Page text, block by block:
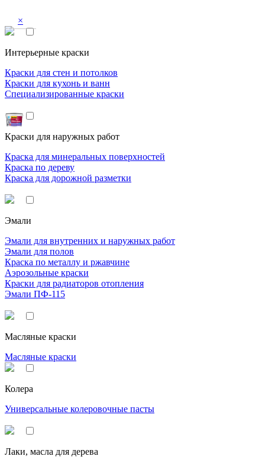
×
Интерьерные краски
Краски для стен и потолков
Краски для кухонь и ванн
Специализированные краски
Краски для наружных работ
Краска для минеральных поверхностей
Краска по дереву
Краска для дорожной разметки
Эмали
Эмали для внутренних и наружных работ
Эмали для полов
Краска по металлу и ржавчине
Аэрозольные краски
Краски для радиаторов отопления
Эмали ПФ-115
Масляные краски
Масляные краски
Колера
Универсальные колеровочные пасты
Лаки, масла для дерева